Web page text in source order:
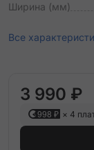
Ширина (мм)
Все
3 990 ₽
998 ₽ × 4